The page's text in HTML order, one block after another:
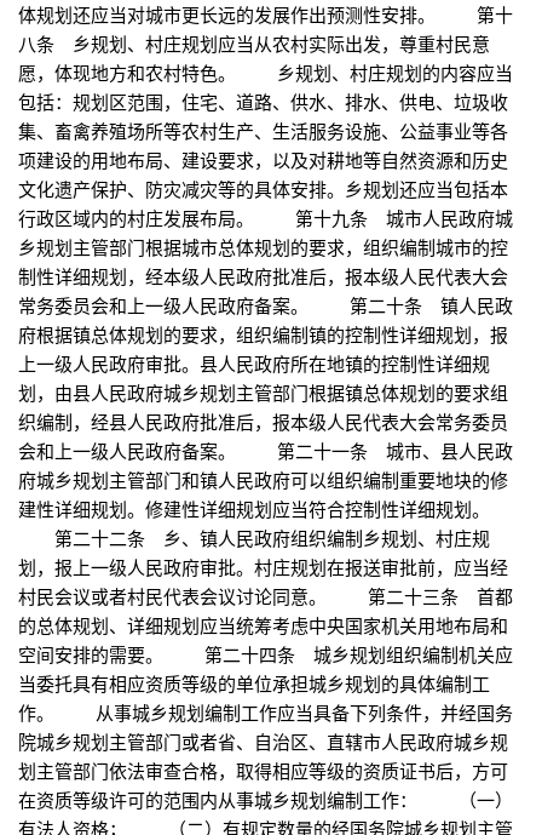
体规划还应当对城市更长远的发展作出预测性安排。 第十
八条 乡规划、村庄规划应当从农村实际出发，尊重村民意
愿，体现地方和农村特色。 乡规划、村庄规划的内容应当
包括：规划区范围，住宅、道路、供水、排水、供电、垃圾收
集、畜禽养殖场所等农村生产、生活服务设施、公益事业等各
项建设的用地布局、建设要求，以及对耕地等自然资源和历史
文化遗产保护、防灾减灾等的具体安排。乡规划还应当包括本
行政区域内的村庄发展布局。 第十九条 城市人民政府城
乡规划主管部门根据城市总体规划的要求，组织编制城市的控
制性详细规划，经本级人民政府批准后，报本级人民代表大会
常务委员会和上一级人民政府备案。 第二十条 镇人民政
府根据镇总体规划的要求，组织编制镇的控制性详细规划，报
上一级人民政府审批。县人民政府所在地镇的控制性详细规
划，由县人民政府城乡规划主管部门根据镇总体规划的要求组
织编制，经县人民政府批准后，报本级人民代表大会常务委员
会和上一级人民政府备案。 第二十一条 城市、县人民政
府城乡规划主管部门和镇人民政府可以组织编制重要地块的修
建性详细规划。修建性详细规划应当符合控制性详细规划。
第二十二条 乡、镇人民政府组织编制乡规划、村庄规
划，报上一级人民政府审批。村庄规划在报送审批前，应当经
村民会议或者村民代表会议讨论同意。 第二十三条 首都
的总体规划、详细规划应当统筹考虑中央国家机关用地布局和
空间安排的需要。 第二十四条 城乡规划组织编制机关应
当委托具有相应资质等级的单位承担城乡规划的具体编制工
作。 从事城乡规划编制工作应当具备下列条件，并经国务
院城乡规划主管部门或者省、自治区、直辖市人民政府城乡规
划主管部门依法审查合格，取得相应等级的资质证书后，方可
在资质等级许可的范围内从事城乡规划编制工作： （一）
有法人资格； （二）有规定数量的经国务院城乡规划主管